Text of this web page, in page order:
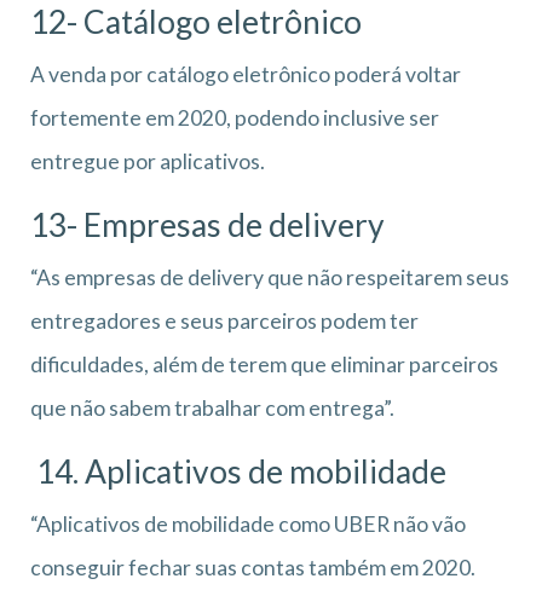
12- Catálogo eletrônico
A venda por catálogo eletrônico poderá voltar
fortemente em 2020, podendo inclusive ser
entregue por aplicativos.
13- Empresas de delivery
“As empresas de delivery que não respeitarem seus
entregadores e seus parceiros podem ter
dificuldades, além de terem que eliminar parceiros
que não sabem trabalhar com entrega”.
14. Aplicativos de mobilidade
“Aplicativos de mobilidade como UBER não vão
conseguir fechar suas contas também em 2020.